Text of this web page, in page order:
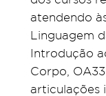
atendendo
Linguagem
Introdução
Corpo,
articulações